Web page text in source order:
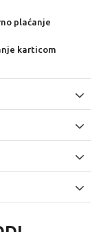
plaćanje
karticom